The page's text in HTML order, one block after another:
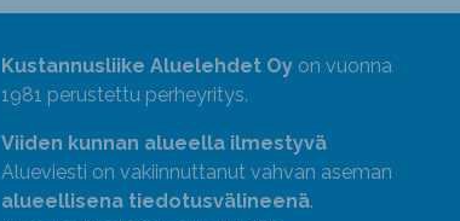
Kustannusliike Aluelehdet Oyon vuonna
1981 perustettu perheyritys.
Viiden kunnan alueella ilmestyvä
Alueviesti on vakiinnuttanut vahvan aseman
alueellisena tiedotusvälineenä.